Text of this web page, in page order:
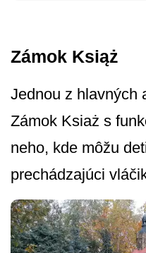
Zámok Książ
Jednou z hlavných
Zámok Ksiaż s
neho, kde môžu
prechádzajúci